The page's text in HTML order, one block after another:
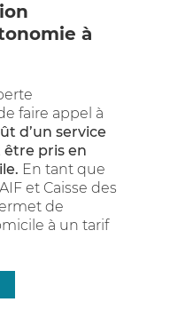
à
faire appel à
d’un service
être pris en
En tant que
et Caisse des
de
à un tarif